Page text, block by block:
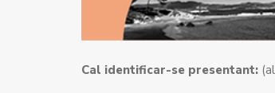
Cal identificar-se presentant: